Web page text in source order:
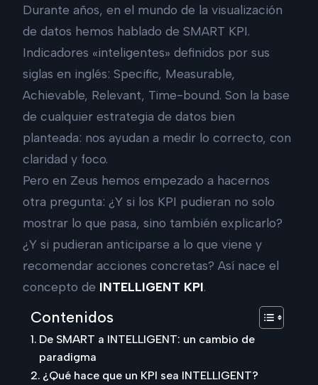
Durante años, en el mundo de la visualización
de datos hemos hablado de SMART KPI.
Indicadores «inteligentes» definidos por sus
siglas en inglés: Specific, Measurable,
Achievable, Relevant, Time-bound. Son la base
de cualquier estrategia de datos bien
planteada: nos ayudan a medir lo correcto, con
claridad y foco.
Pero en Zeus hemos empezado a hacernos
otra pregunta: ¿Y si los KPI pudieran no solo
mostrar lo que pasa, sino también explicarlo?
¿Y si pudieran anticiparse a lo que viene y
recomendar acciones concretas? Así nace el
concepto de INTELLIGENT KPI.
Contenidos
De SMART a INTELLIGENT: un cambio de
paradigma
¿Qué hace que un KPI sea INTELLIGENT?